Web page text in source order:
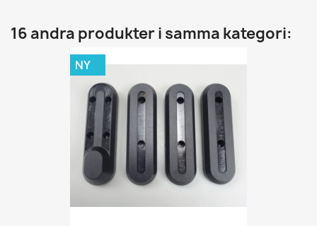
16 andra produkter i samma kategori:
NY